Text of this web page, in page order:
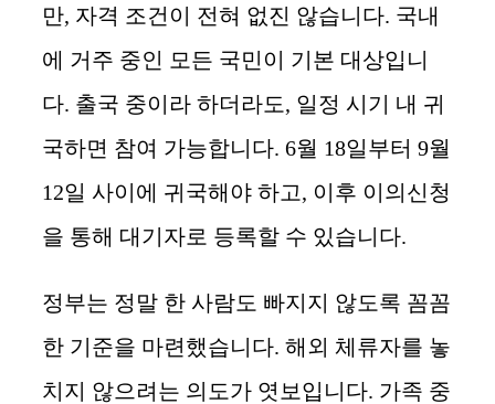
만, 자격 조건이 전혀 없진 않습니다. 국내
에 거주 중인 모든 국민이 기본 대상입니
다. 출국 중이라 하더라도, 일정 시기 내 귀
국하면 참여 가능합니다. 6월 18일부터 9월
12일 사이에 귀국해야 하고, 이후 이의신청
을 통해 대기자로 등록할 수 있습니다.
정부는 정말 한 사람도 빠지지 않도록 꼼꼼
한 기준을 마련했습니다. 해외 체류자를 놓
치지 않으려는 의도가 엿보입니다. 가족 중